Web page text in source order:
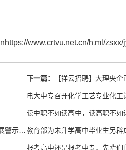
www.crtvu.net.cn/html/zsxx/
下一篇： 【祥云招聘】大理央企
电大中专召开化学工艺专业化
读中职不如读高中，读高职不如
教育部为未升学高中毕业生另
报考高中还是报考中专，先辈们